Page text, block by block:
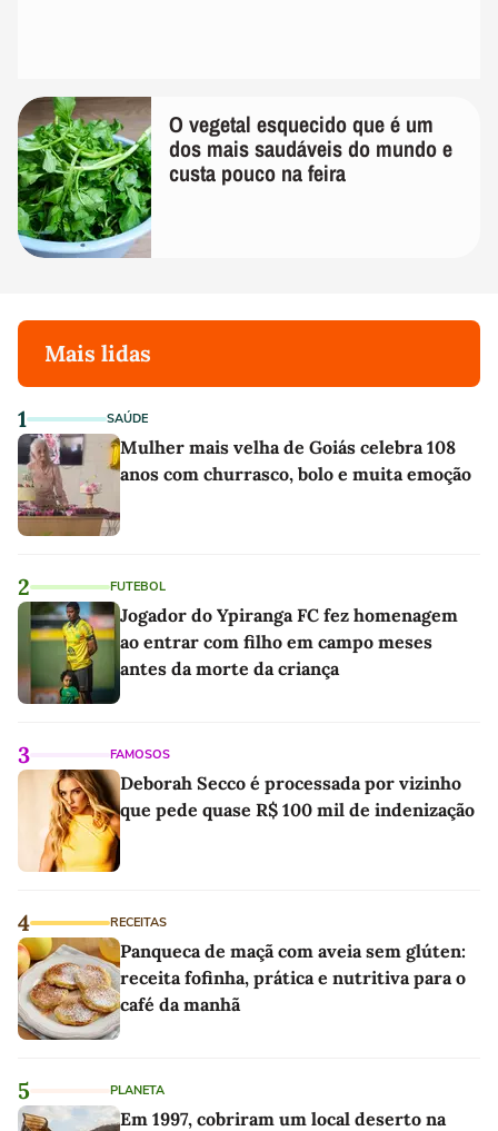
O vegetal esquecido que é um
dos mais saudáveis do mundo e
custa pouco na feira
Mais lidas
1 SAÚDE
Mulher mais velha de Goiás celebra 108
anos com churrasco, bolo e muita emoção
2 FUTEBOL
Jogador do Ypiranga FC fez homenagem
ao entrar com filho em campo meses
antes da morte da criança
3 FAMOSOS
Deborah Secco é processada por vizinho
que pede quase R$ 100 mil de indenização
4 RECEITAS
Panqueca de maçã com aveia sem glúten:
receita fofinha, prática e nutritiva para o
café da manhã
5 PLANETA
Em 1997, cobriram um local deserto na